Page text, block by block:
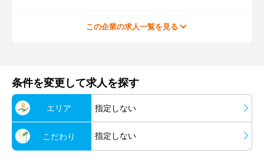
この企業の求人一覧を見る
条件を変更して求人を探す
エリア 指定しない
こだわり 指定しない